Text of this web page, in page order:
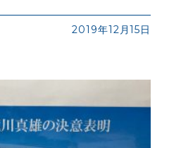
2019年12月15日